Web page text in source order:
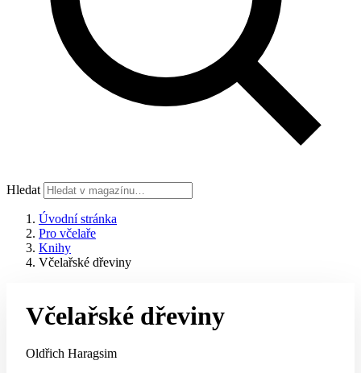
Hledat
Úvodní stránka
Pro včelaře
Knihy
Včelařské dřeviny
Včelařské dřeviny
Oldřich Haragsim